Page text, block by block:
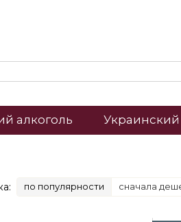
алкоголь Украинский
по популярности сначала